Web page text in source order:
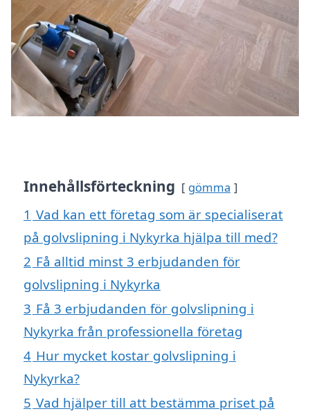
Innehållsförteckning gömma
1 Vad kan ett företag som är specialiserat
på golvslipning i Nykyrka hjälpa till med?
2 Få alltid minst 3 erbjudanden för
golvslipning i Nykyrka
3 Få 3 erbjudanden för golvslipning i
Nykyrka från professionella företag
4 Hur mycket kostar golvslipning i
Nykyrka?
5 Vad hjälper till att bestämma priset på